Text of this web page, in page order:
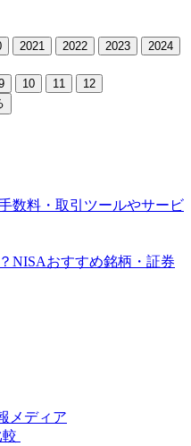
2021 2022 2023
2024
10 11 12
数料・取引ツールやサービ
NISAおすすめ銘柄・証券
メディア